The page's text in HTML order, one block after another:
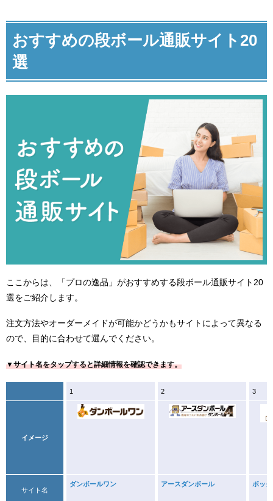
おすすめの段ボール通販サイト20
選
ここからは、「プロの逸品」がおすすめする段ボール通販サイト20
選をご紹介します。
注文方法やオーダーメイドが可能かどうかもサイトによって異なる
ので、目的に合わせて選んでください。
▼サイト名をタップすると詳細情報を確認できます。
1 2 3
イメージ
サイト名
ダンボールワン アースダンボール ボッ